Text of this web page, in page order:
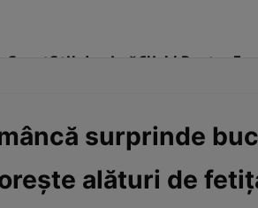
SportStil de viațăClick! Pentru
surprinde
alături de